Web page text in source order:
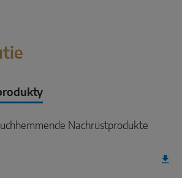
Nachrüstprodukte